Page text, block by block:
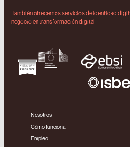
También ofrecemos servicios de identidad
negocio en transformación digital
Nosotros
Cómo funciona
Empleo